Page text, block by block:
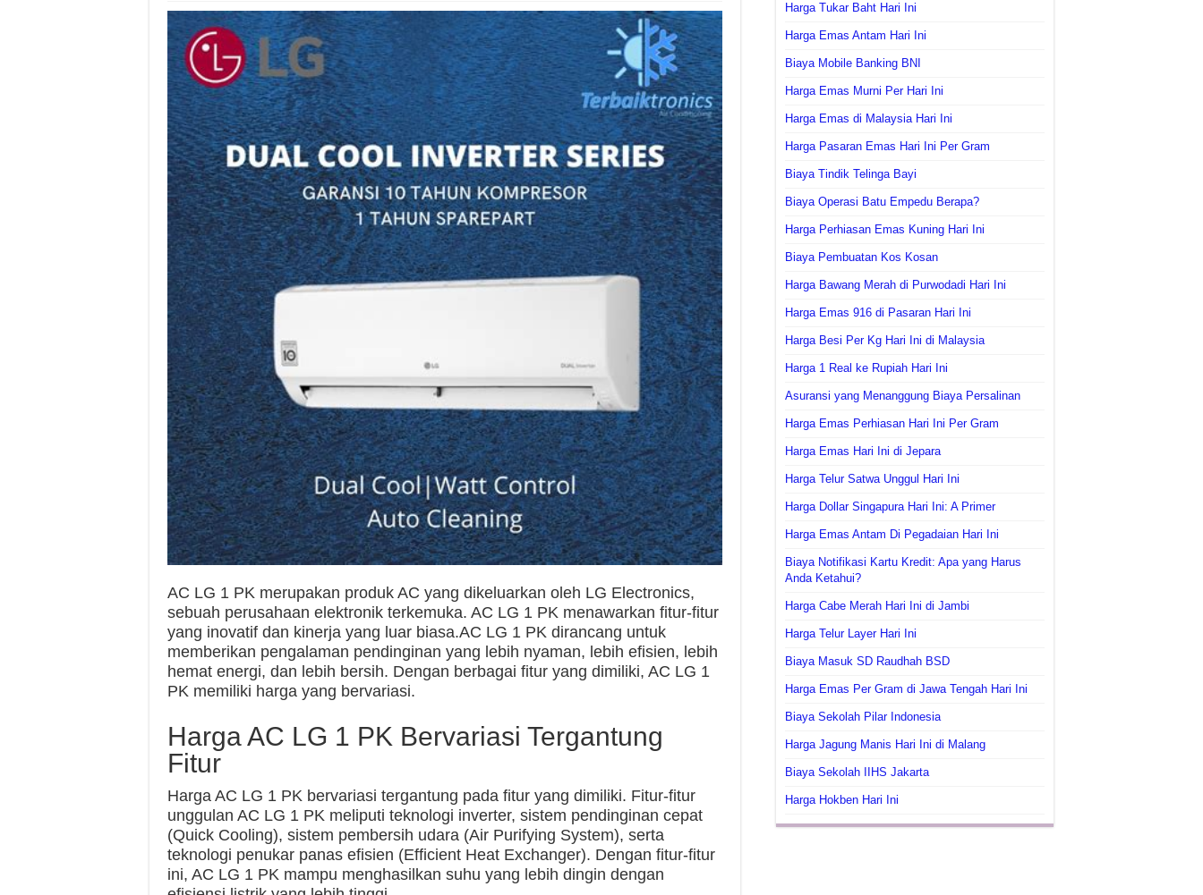
AC LG 1 PK merupakan produk AC yang dikeluarkan oleh LG Electronics,
sebuah perusahaan elektronik terkemuka. AC LG 1 PK menawarkan fitur-fitur
yang inovatif dan kinerja yang luar biasa.AC LG 1 PK dirancang untuk
memberikan pengalaman pendinginan yang lebih nyaman, lebih efisien, lebih
hemat energi, dan lebih bersih. Dengan berbagai fitur yang dimiliki, AC LG 1
PK memiliki harga yang bervariasi.
Harga AC LG 1 PK Bervariasi Tergantung
Fitur
Harga AC LG 1 PK bervariasi tergantung pada fitur yang dimiliki. Fitur-fitur
unggulan AC LG 1 PK meliputi teknologi inverter, sistem pendinginan cepat
(Quick Cooling), sistem pembersih udara (Air Purifying System), serta
teknologi penukar panas efisien (Efficient Heat Exchanger). Dengan fitur-fitur
ini, AC LG 1 PK mampu menghasilkan suhu yang lebih dingin dengan
Harga Tukar Baht Hari Ini
Harga Emas Antam Hari Ini
Biaya Mobile Banking BNI
Harga Emas Murni Per Hari Ini
Harga Emas di Malaysia Hari Ini
Harga Pasaran Emas Hari Ini Per Gram
Biaya Tindik Telinga Bayi
Biaya Operasi Batu Empedu Berapa?
Harga Perhiasan Emas Kuning Hari Ini
Biaya Pembuatan Kos Kosan
Harga Bawang Merah di Purwodadi Hari Ini
Harga Emas 916 di Pasaran Hari Ini
Harga Besi Per Kg Hari Ini di Malaysia
Harga 1 Real ke Rupiah Hari Ini
Asuransi yang Menanggung Biaya Persalinan
Harga Emas Perhiasan Hari Ini Per Gram
Harga Emas Hari Ini di Jepara
Harga Telur Satwa Unggul Hari Ini
Harga Dollar Singapura Hari Ini: A Primer
Harga Emas Antam Di Pegadaian Hari Ini
Biaya Notifikasi Kartu Kredit: Apa yang Harus
Anda Ketahui?
Harga Cabe Merah Hari Ini di Jambi
Harga Telur Layer Hari Ini
Biaya Masuk SD Raudhah BSD
Harga Emas Per Gram di Jawa Tengah Hari Ini
Biaya Sekolah Pilar Indonesia
Harga Jagung Manis Hari Ini di Malang
Biaya Sekolah IIHS Jakarta
Harga Hokben Hari Ini